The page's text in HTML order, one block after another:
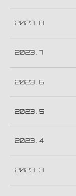
2023 . 8
2023 . 7
2023 . 6
2023 . 5
2023 . 4
2023 . 3